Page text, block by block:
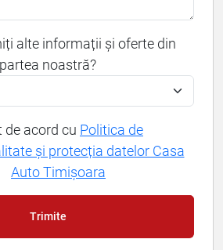
alte informații și oferte din
partea noastră?
de acord cu Politica de
și protecția datelor Casa
Auto Timișoara
Trimite